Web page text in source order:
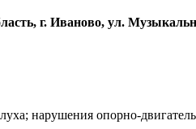
г. Иваново, ул.
нарушения опорно-